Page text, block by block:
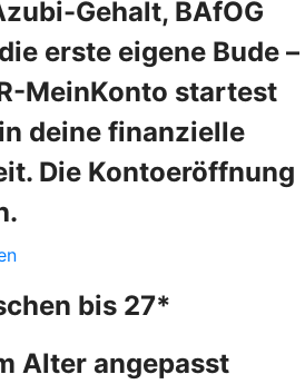
Gehalt, BAfÖG
erste eigene Bude –
MeinKonto startest
deine finanzielle
Die Kontoeröffnung
bis 27*
Alter angepasst